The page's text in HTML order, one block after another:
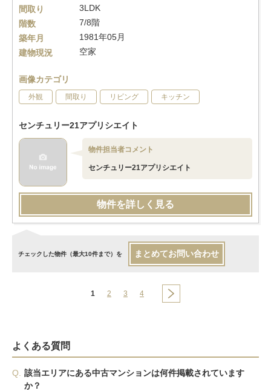
間取り
3LDK
階数
7/8階
築年月
1981年05月
建物現況
空家
画像カテゴリ
外観 間取り リビング キッチン
センチュリー21アプリシエイト
物件担当者コメント
センチュリー21アプリシエイト
物件を詳しく見る
チェックした物件（最大10件まで）を まとめてお問い合わせ
1 2 3 4
よくある質問
Q.
該当エリアにある中古マンションは何件掲載されています
か？